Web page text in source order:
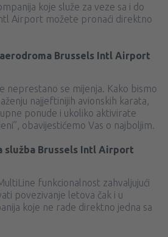
koje služe za veze sa i do
Airport možete pronaći direktno
Brussels Intl Airport
neprestano se mijenja. Kako bismo
najjeftinijih avionskih karata,
ponude i ukoliko aktivirate
obavijestićemo Vas o najboljim.
služba Brussels Intl Airport
funkcionalnost zahvaljujući
​​povezivanje letova čak i u
koje ne rade direktno jedna sa